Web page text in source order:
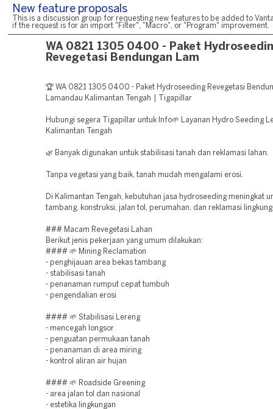
New feature proposals
This is a discussion group for requesting new features to be added to
if the request is for an import "Filter", "Macro", or "Program" improvement.
WA 0821 1305 0400 - Paket
Revegetasi Bendungan Lam
🏆 WA 0821 1305 0400 - Paket Hydroseeding Revegetasi
Lamandau Kalimantan Tengah | Tigapillar
Hubungi segera Tigapillar untuk Info🌱 Layanan Hydro Seeding
Kalimantan Tengah
🌿 Banyak digunakan untuk stabilisasi tanah dan reklamasi lahan.
Tanpa vegetasi yang baik, tanah mudah mengalami erosi.
Di Kalimantan Tengah, kebutuhan jasa hydroseeding meningkat
tambang, konstruksi, jalan tol, perumahan, dan reklamasi
### Macam Revegetasi Lahan
Berikut jenis pekerjaan yang umum dilakukan:
#### 🌱 Mining Reclamation
- penghijauan area bekas tambang
- stabilisasi tanah
- penanaman rumput cepat tumbuh
- pengendalian erosi
#### 🌱 Stabilisasi Lereng
- mencegah longsor
- penguatan permukaan tanah
- penanaman di area miring
- kontrol aliran air hujan
#### 🌱 Roadside Greening
- area jalan tol dan nasional
- estetika lingkungan